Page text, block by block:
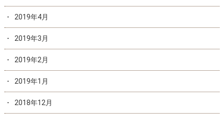
2019年4月
2019年3月
2019年2月
2019年1月
2018年12月